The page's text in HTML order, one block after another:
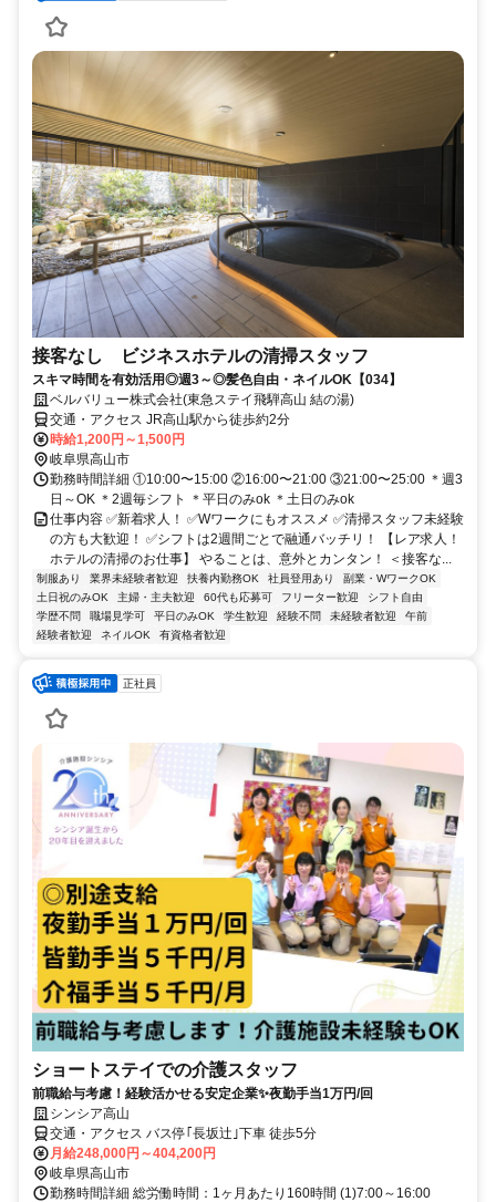
接客なし ビジネスホテルの清掃スタッフ
スキマ時間を有効活用◎週3～◎髪色自由・ネイルOK【034】
ベルバリュー株式会社(東急ステイ飛騨高山 結の湯)
交通・アクセス JR高山駅から徒歩約2分
時給1,200円～1,500円
岐阜県高山市
勤務時間詳細 ①10:00〜15:00 ②16:00〜21:00 ③21:00〜25:00 ＊週3
日～OK ＊2週毎シフト ＊平日のみok ＊土日のみok
仕事内容 ✅新着求人！ ✅Wワークにもオススメ ✅清掃スタッフ未経験
の方も大歓迎！ ✅シフトは2週間ごとで融通バッチリ！ 【レア求人！
ホテルの清掃のお仕事】 やることは、意外とカンタン！ ＜接客な...
制服あり 業界未経験者歓迎 扶養内勤務OK 社員登用あり
副業・WワークOK
土日祝のみOK
主婦・主夫歓迎 60代も応募可 フリーター歓迎
シフト自由
学歴不問
職場見学可 平日のみOK 学生歓迎 経験不問 未経験者歓迎
午前
経験者歓迎
ネイルOK 有資格者歓迎
正社員
ショートステイでの介護スタッフ
前職給与考慮！経験活かせる安定企業✨️夜勤手当1万円/回
シンシア高山
交通・アクセス バス停｢長坂辻｣下車 徒歩5分
月給248,000円～404,200円
岐阜県高山市
勤務時間詳細 総労働時間：1ヶ月あたり160時間 (1)7:00～16:00